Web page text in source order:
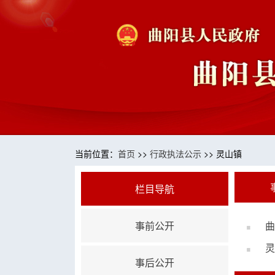
当前位置： 首页 >> 行政执法公示 >> 灵山镇
栏目导航
事前公开
事后公开